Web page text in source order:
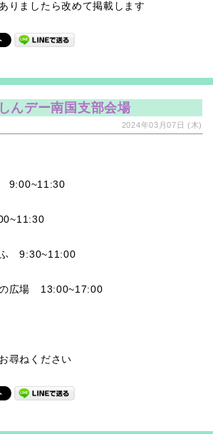
ましたら改めて掲載します
んデー南国支部会場
2024年03月07日 (木)
9:00~11:30
ふ 9:30~11:00
の広場 13:00~17:00
尋ねください